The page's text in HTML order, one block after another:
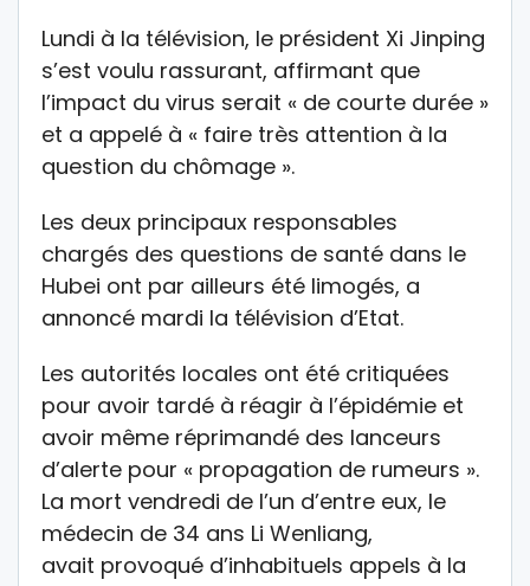
Lundi à la télévision, le président Xi Jinping
s’est voulu rassurant, affirmant que
l’impact du virus serait « de courte durée »
et a appelé à « faire très attention à la
question du chômage ».
Les deux principaux responsables
chargés des questions de santé dans le
Hubei ont par ailleurs été limogés, a
annoncé mardi la télévision d’Etat.
Les autorités locales ont été critiquées
pour avoir tardé à réagir à l’épidémie et
avoir même réprimandé des lanceurs
d’alerte pour « propagation de rumeurs ».
La mort vendredi de l’un d’entre eux, le
médecin de 34 ans Li Wenliang,
avait provoqué d’inhabituels appels à la